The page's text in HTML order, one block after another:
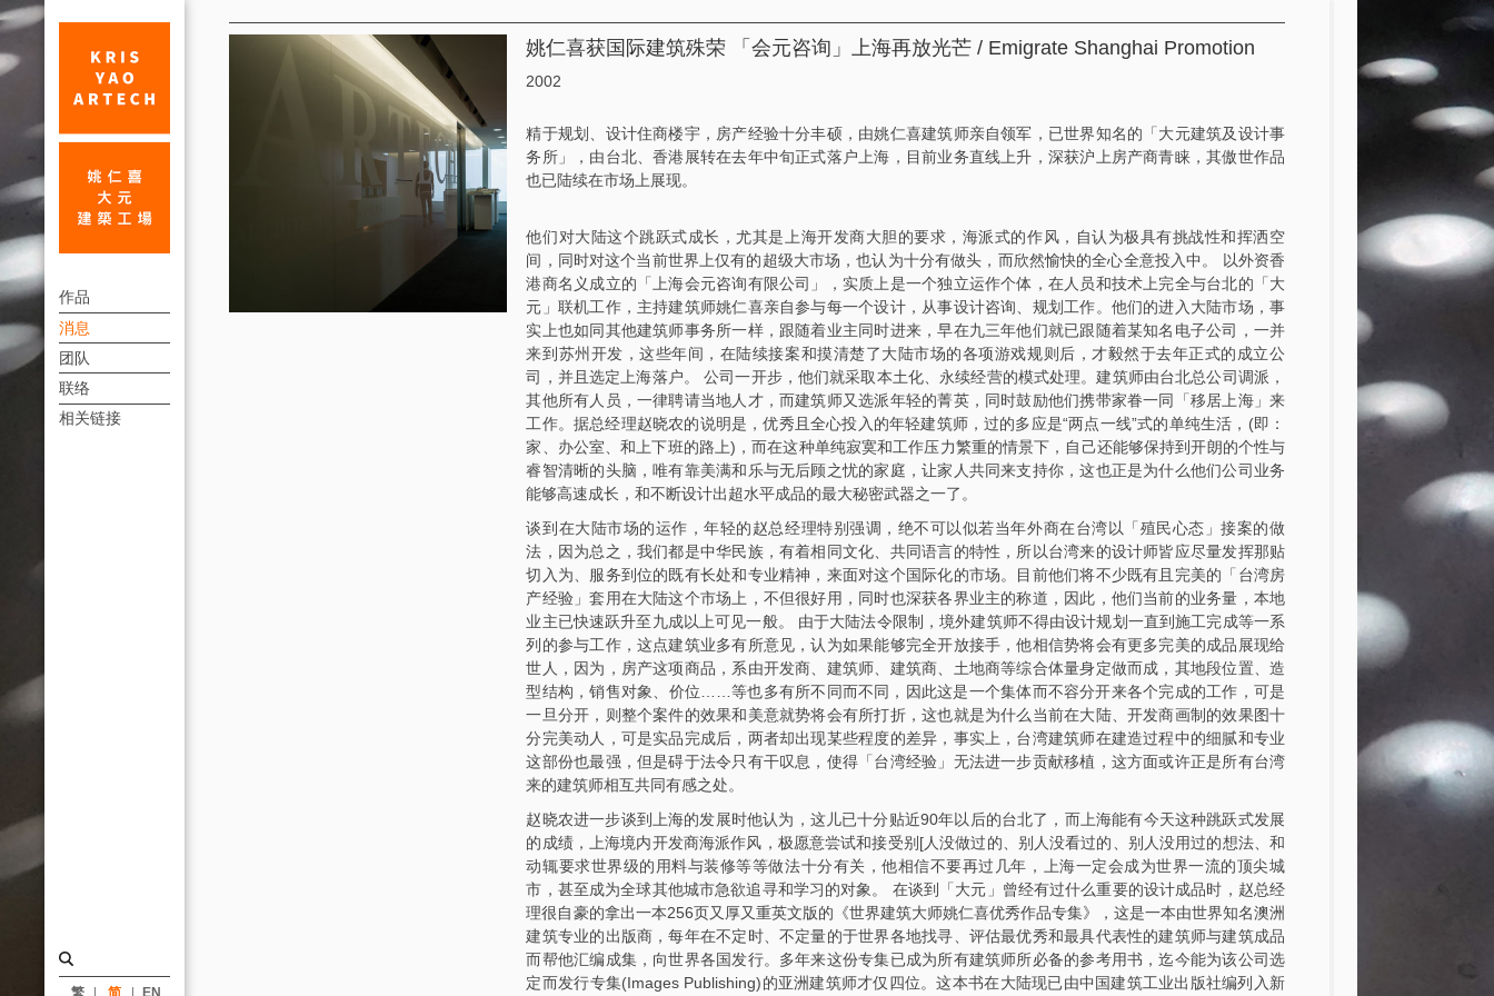
仁
喜
获
国
Emigrate
上
方
連
結
選
單
作品
消息
团队
联络
相关链接
繁 简 EN
息
姚仁喜获国际建筑殊荣 「会元咨询」上海再放光芒 / Emigrate Shanghai Promotion
2002
精于规划、设计住商楼宇，房产经验十分丰硕，由姚仁喜建筑师亲自领军，已世界知名的「大元建筑及设计事
务所」，由台北、香港展转在去年中旬正式落户上海，目前业务直线上升，深获沪上房产商青睐，其傲世作品
也已陆续在市场上展现。
他们对大陆这个跳跃式成长，尤其是上海开发商大胆的要求，海派式的作风，自认为极具有挑战性和挥洒空
间，同时对这个当前世界上仅有的超级大市场，也认为十分有做头，而欣然愉快的全心全意投入中。 以外资香
港商名义成立的「上海会元咨询有限公司」，实质上是一个独立运作个体，在人员和技术上完全与台北的「大
元」联机工作，主持建筑师姚仁喜亲自参与每一个设计，从事设计咨询、规划工作。他们的进入大陆市场，事
实上也如同其他建筑师事务所一样，跟随着业主同时进来，早在九三年他们就已跟随着某知名电子公司，一并
来到苏州开发，这些年间，在陆续接案和摸清楚了大陆市场的各项游戏规则后，才毅然于去年正式的成立公
司，并且选定上海落户。 公司一开步，他们就采取本土化、永续经营的模式处理。建筑师由台北总公司调派，
其他所有人员，一律聘请当地人才，而建筑师又选派年轻的菁英，同时鼓励他们携带家眷一同「移居上海」来
工作。据总经理赵晓农的说明是，优秀且全心投入的年轻建筑师，过的多应是“两点一线”式的单纯生活，(即：
家、办公室、和上下班的路上)，而在这种单纯寂寞和工作压力繁重的情景下，自己还能够保持到开朗的个性与
睿智清晰的头脑，唯有靠美满和乐与无后顾之忧的家庭，让家人共同来支持你，这也正是为什么他们公司业务
能够高速成长，和不断设计出超水平成品的最大秘密武器之一了。
谈到在大陆市场的运作，年轻的赵总经理特别强调，绝不可以似若当年外商在台湾以「殖民心态」接案的做
法，因为总之，我们都是中华民族，有着相同文化、共同语言的特性，所以台湾来的设计师皆应尽量发挥那贴
切入为、服务到位的既有长处和专业精神，来面对这个国际化的市场。目前他们将不少既有且完美的「台湾房
产经验」套用在大陆这个市场上，不但很好用，同时也深获各界业主的称道，因此，他们当前的业务量，本地
业主已快速跃升至九成以上可见一般。 由于大陆法令限制，境外建筑师不得由设计规划一直到施工完成等一系
列的参与工作，这点建筑业多有所意见，认为如果能够完全开放接手，他相信势将会有更多完美的成品展现给
世人，因为，房产这项商品，系由开发商、建筑师、建筑商、土地商等综合体量身定做而成，其地段位置、造
型结构，销售对象、价位……等也多有所不同而不同，因此这是一个集体而不容分开来各个完成的工作，可是
一旦分开，则整个案件的效果和美意就势将会有所打折，这也就是为什么当前在大陆、开发商画制的效果图十
分完美动人，可是实品完成后，两者却出现某些程度的差异，事实上，台湾建筑师在建造过程中的细腻和专业
这部份也最强，但是碍于法令只有干叹息，使得「台湾经验」无法进一步贡献移植，这方面或许正是所有台湾
来的建筑师相互共同有感之处。
赵晓农进一步谈到上海的发展时他认为，这儿已十分贴近90年以后的台北了，而上海能有今天这种跳跃式发展
的成绩，上海境内开发商海派作风，极愿意尝试和接受别[人没做过的、别人没看过的、别人没用过的想法、和
动辄要求世界级的用料与装修等等做法十分有关，他相信不要再过几年，上海一定会成为世界一流的顶尖城
市，甚至成为全球其他城市急欲追寻和学习的对象。 在谈到「大元」曾经有过什么重要的设计成品时，赵总经
理很自豪的拿出一本256页又厚又重英文版的《世界建筑大师姚仁喜优秀作品专集》，这是一本由世界知名澳洲
建筑专业的出版商，每年在不定时、不定量的于世界各地找寻、评估最优秀和最具代表性的建筑师与建筑成品
而帮他汇编成集，向世界各国发行。多年来这份专集已成为所有建筑师所必备的参考用书，迄今能为该公司选
定而发行专集(Images Publishing)的亚洲建筑师才仅四位。这本书在大陆现已由中国建筑工业出版社编列入新